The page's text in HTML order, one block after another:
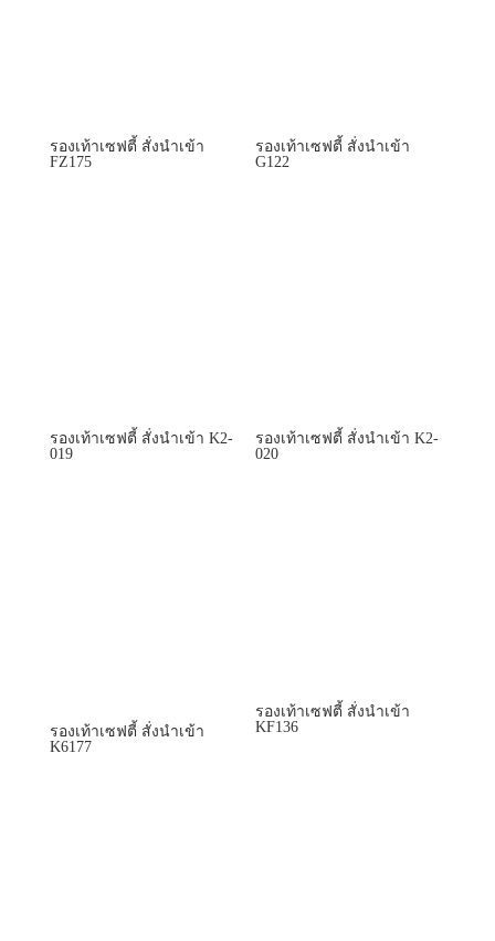
รองเท้าเซฟตี้ สั่งนำเข้า
FZ175
รองเท้าเซฟตี้ สั่งนำเข้า
G122
รองเท้าเซฟตี้ สั่งนำเข้า K2-
019
รองเท้าเซฟตี้ สั่งนำเข้า K2-
020
รองเท้าเซฟตี้ สั่งนำเข้า
K6177
รองเท้าเซฟตี้ สั่งนำเข้า
KF136